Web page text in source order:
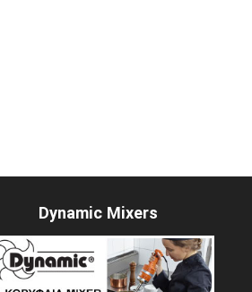
Dynamic Mixers